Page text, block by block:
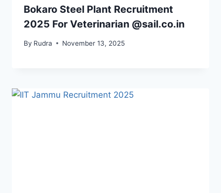
Bokaro Steel Plant Recruitment
2025 For Veterinarian @sail.co.in
By Rudra November 13, 2025